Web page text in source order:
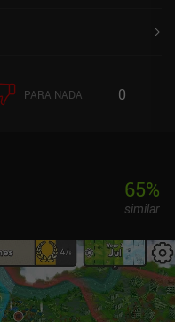
PARA NADA 0
65%
similar